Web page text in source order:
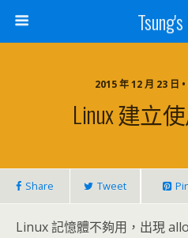
2015 年 12 月 23 日
Linux 建立使
Share Tweet
Linux 記憶體不夠用，出現